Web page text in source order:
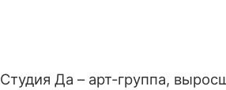
Студия Да – арт-группа,